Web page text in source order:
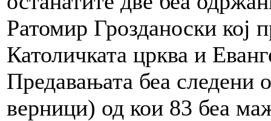
Ратомир Грозданоски кој
Католичката црква и
Предавањата беа следени
верници) од кои 83 беа